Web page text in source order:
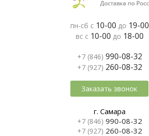
пн-сб с 10-00 до 19-00
вс с 10-00 до 18-00
+7 (846) 990-08-32
+7 (927) 260-08-32
Заказать звонок
г. Самара
+7 (846) 990-08-32
+7 (927) 260-08-32